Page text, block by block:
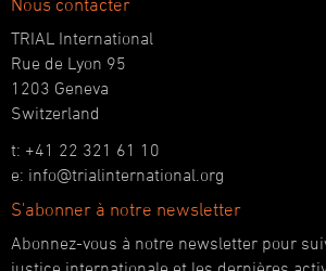
TRIAL International
Rue de Lyon 95
1203 Geneva
Switzerland
t: +41 22 321 61 10
e: info@trialinternational.org
S'abonner à notre newsletter
Abonnez-vous à notre newsletter pour